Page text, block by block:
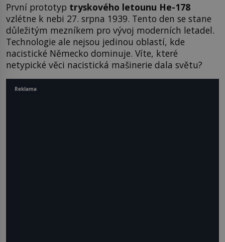
První prototyp tryskového letounu He-178
vzlétne k nebi 27. srpna 1939. Tento den se stane
důležitým mezníkem pro vývoj moderních letadel.
Technologie ale nejsou jedinou oblastí, kde
nacistické Německo dominuje. Víte, které
netypické věci nacistická mašinerie dala světu?
Reklama